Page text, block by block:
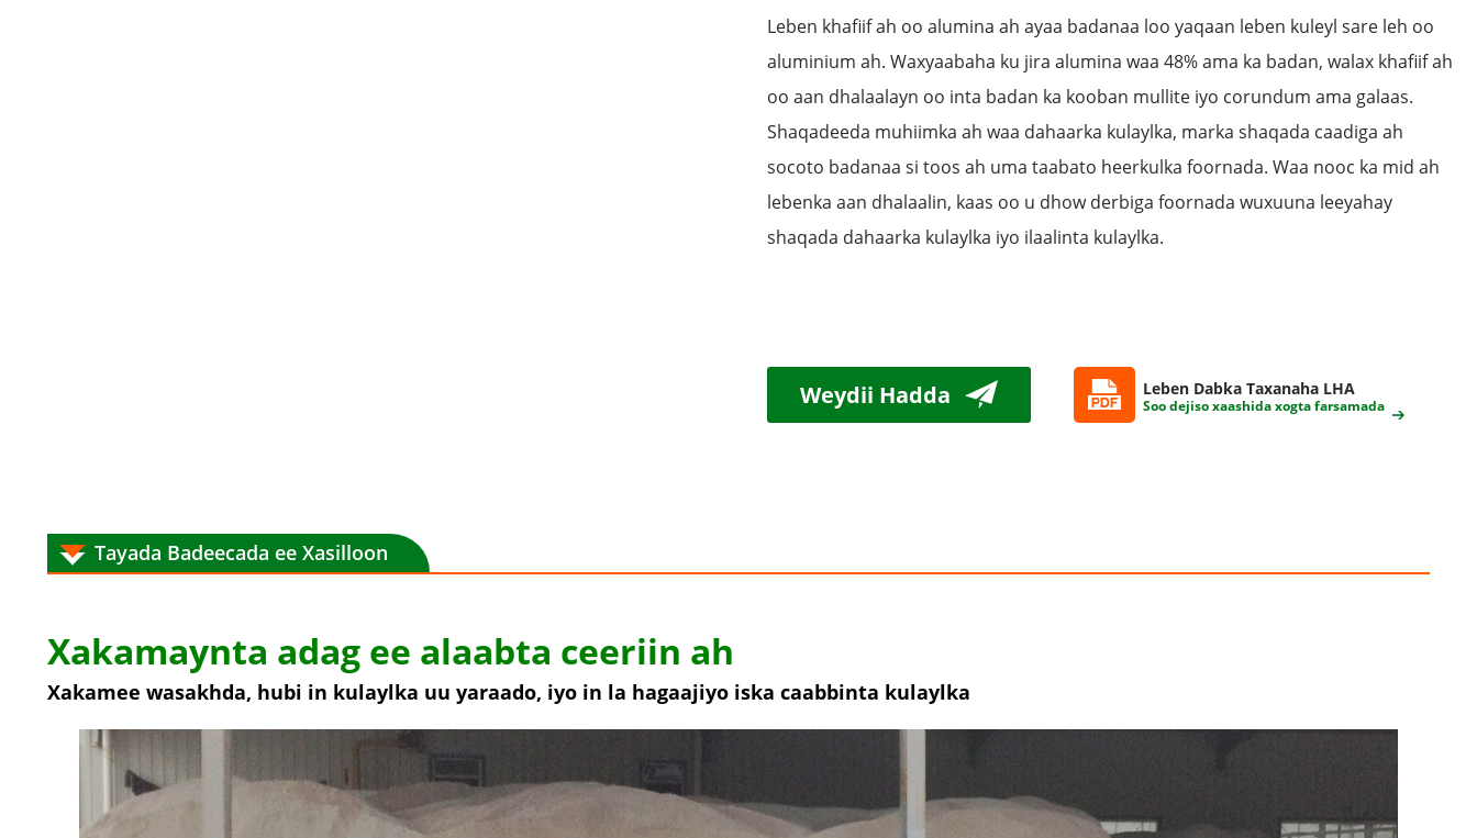
Leben khafiif ah oo alumina ah ayaa badanaa loo yaqaan leben kuleyl sare leh oo
aluminium ah. Waxyaabaha ku jira alumina waa 48% ama ka badan, walax khafiif ah
oo aan dhalaalayn oo inta badan ka kooban mullite iyo corundum ama galaas.
Shaqadeeda muhiimka ah waa dahaarka kulaylka, marka shaqada caadiga ah
socoto badanaa si toos ah uma taabato heerkulka foornada. Waa nooc ka mid ah
lebenka aan dhalaalin, kaas oo u dhow derbiga foornada wuxuuna leeyahay
shaqada dahaarka kulaylka iyo ilaalinta kulaylka.
Weydii Hadda Leben Dabka Taxanaha LHA
Soo dejiso xaashida xogta farsamada
Tayada Badeecada ee Xasilloon
Xakamaynta adag ee alaabta ceeriin ah
Xakamee wasakhda, hubi in kulaylka uu yaraado, iyo in la hagaajiyo iska caabbinta kulaylka